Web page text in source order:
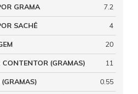
GRAMA 7.2
SACHÊ 4
20
(GRAMAS) 11
0.55